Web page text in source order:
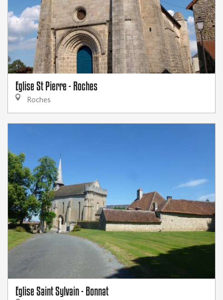
Eglise St Pierre - Roches
Roches
Eglise Saint Sylvain - Bonnat